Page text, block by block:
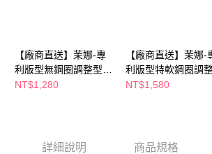
３．未成年的使用者請事先徵得法定代理人或監護
「AFTEE先享後付」，若未經同意申辦者引起之損
任。
４．使用「AFTEE先享後付」時，將依據個別帳號之
【廠商直送】茉娜-專
利版型無鋼圈調整型內
衣
NT$1,280
【廠商直送】茉娜-
利版型特軟鋼圈調整
內衣
NT$1,580
詳細說明 商品規格